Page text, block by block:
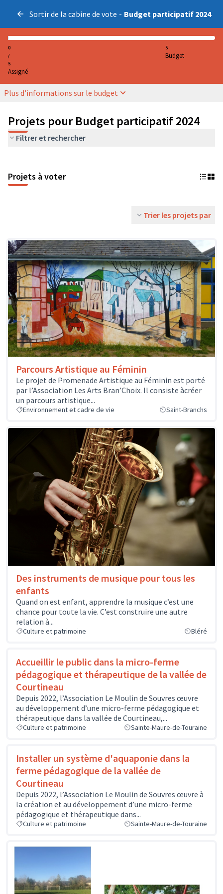
Sortir de la cabine de vote - Budget participatif 2024
0
/
5
Assigné
5
Budget
Plus d'informations sur le budget
Projets pour Budget participatif 2024
Filtrer et rechercher
Projets à voter
Trier les projets par
Parcours Artistique au Féminin
Le projet de Promenade Artistique au Féminin est porté
par l’Association Les Arts Bran’Choix. Il consiste àcréer
un parcours artistique...
Environnement et cadre de vie Saint-Branchs
Des instruments de musique pour tous les
enfants
Quand on est enfant, apprendre la musique c’est une
chance pour toute la vie. C’est construire une autre
relation à...
Culture et patrimoine Bléré
Accueillir le public dans la micro-ferme
pédagogique et thérapeutique de la vallée de
Courtineau
Depuis 2022, l’Association Le Moulin de Souvres œuvre
au développement d’une micro-ferme pédagogique et
thérapeutique dans la vallée de Courtineau,...
Culture et patrimoine Sainte-Maure-de-Touraine
Installer un système d'aquaponie dans la
ferme pédagogique de la vallée de
Courtineau
Depuis 2022, l’Association Le Moulin de Souvres œuvre à
la création et au développement d’une micro-ferme
pédagogique et thérapeutique dans...
Culture et patrimoine Sainte-Maure-de-Touraine